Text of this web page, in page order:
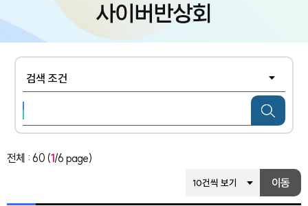
사이버반상회
전체 : 60 (1/6 page)
건별보기를 선택하시면 해
이동